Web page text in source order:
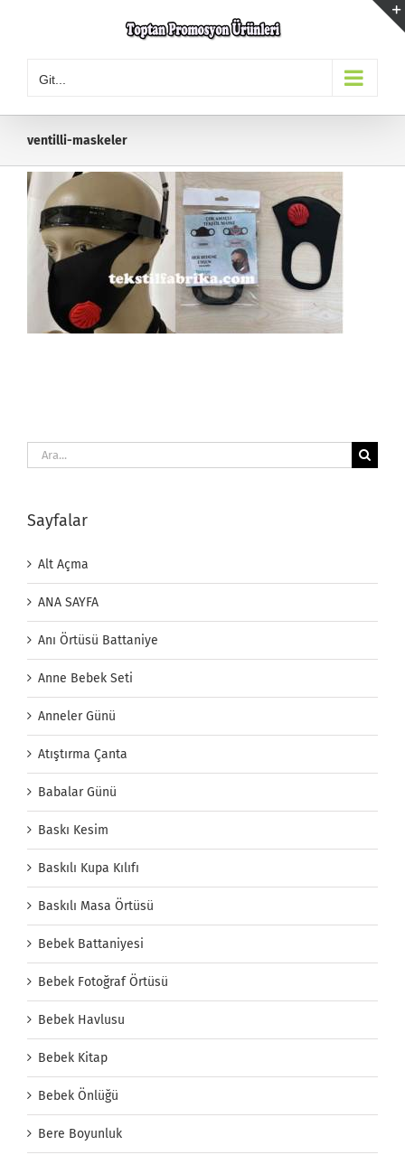
Git...
ventilli-maskeler
Ara:
Sayfalar
Alt Açma
ANA SAYFA
Anı Örtüsü Battaniye
Anne Bebek Seti
Anneler Günü
Atıştırma Çanta
Babalar Günü
Baskı Kesim
Baskılı Kupa Kılıfı
Baskılı Masa Örtüsü
Bebek Battaniyesi
Bebek Fotoğraf Örtüsü
Bebek Havlusu
Bebek Kitap
Bebek Önlüğü
Bere Boyunluk